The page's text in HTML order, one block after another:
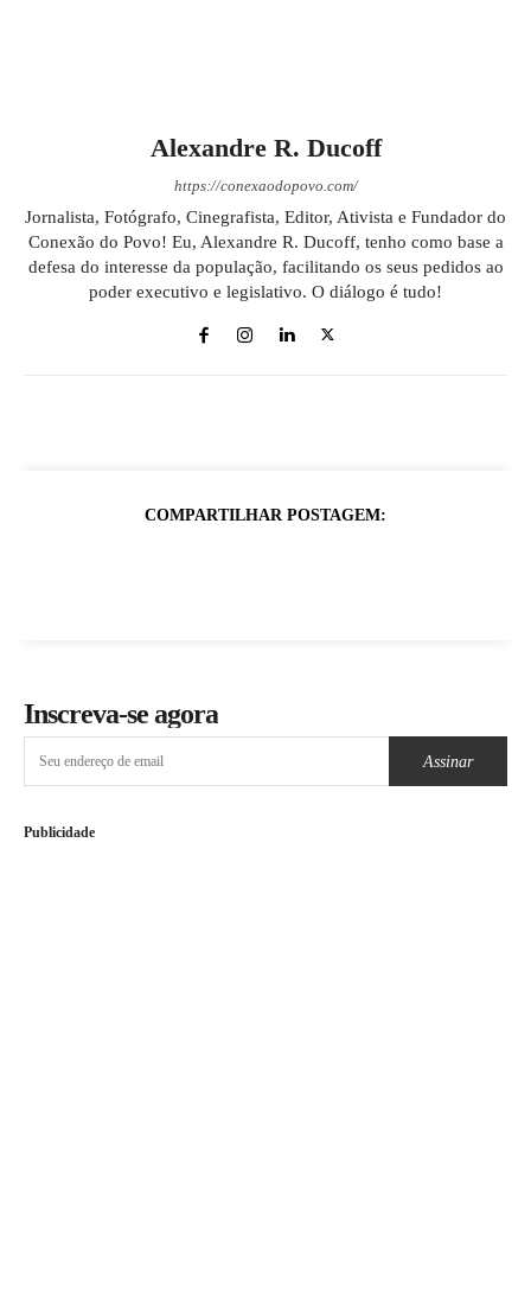
Alexandre R. Ducoff
https://conexaodopovo.com/
Jornalista, Fotógrafo, Cinegrafista, Editor, Ativista e Fundador do
Conexão do Povo! Eu, Alexandre R. Ducoff, tenho como base a
defesa do interesse da população, facilitando os seus pedidos ao
poder executivo e legislativo. O diálogo é tudo!
COMPARTILHAR POSTAGEM:
Inscreva-se agora
Assinar
Publicidade